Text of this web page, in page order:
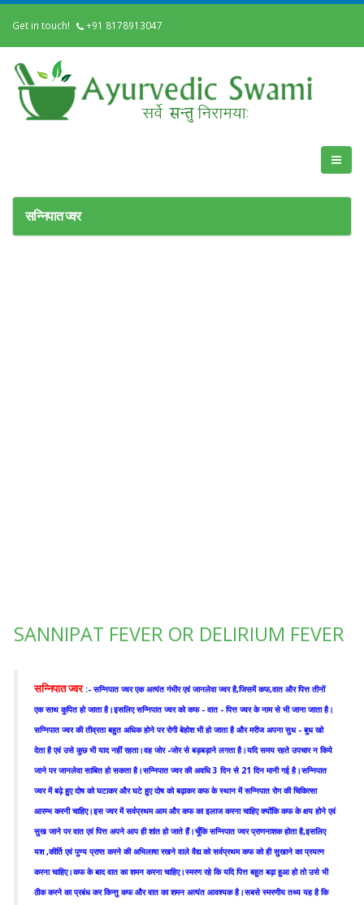
Get in touch! +91 8178913047
सन्निपात ज्वर
SANNIPAT FEVER OR DELIRIUM FEVER
सन्निपात ज्वर :- सन्निपात ज्वर एक अत्यंत गंभीर एवं जानलेवा ज्वर है,जिसमें कफ,वात और पित्त तीनों
एक साथ कुपित हो जाता है।इसलिए सन्निपात ज्वर को कफ - वात - पित्त ज्वर के नाम से भी जाना जाता है।
सन्निपात ज्वर की तीव्रता बहुत अधिक होने पर रोगी बेहोश भी हो जाता है और मरीज अपना सुध - बुध खो
देता है एवं उसे कुछ भी याद नहीं रहता।वह जोर -जोर से बड़बड़ाने लगता है।यदि समय रहते उपचार न किये
जाने पर जानलेवा साबित हो सकता है।सन्निपात ज्वर की अवधि 3 दिन से 21 दिन मानी गई है।सन्निपात
ज्वर में बढ़े हुए दोष को घटाकर और घटे हुए दोष को बढ़ाकर कफ के स्थान में सन्निपात रोग की चिकित्सा
आरम्भ करनी चाहिए।इस ज्वर में सर्वप्रथम आम और कफ का इलाज करना चाहिए क्योंकि कफ के क्षय होने एवं
सुख जाने पर वात एवं पित्त अपने आप ही शांत हो जाते हैं।चूँकि सन्निपात ज्वर प्राणनाशक होता है,इसलिए
यश ,कीर्ति एवं पुण्य प्राप्त करने की अभिलाषा रखने वाले वैद्य को सर्वप्रथम कफ को ही सुखाने का प्रयत्न
करना चाहिए।कफ के बाद वात का शमन करना चाहिए।स्मरण रहे कि यदि पित्त बहुत बढ़ा हुआ हो तो उसे भी
ठीक करने का प्रबंध कर किन्तु कफ और वात का शमन अत्यंत आवश्यक है।सबसे स्मरणीय तथ्य यह है कि